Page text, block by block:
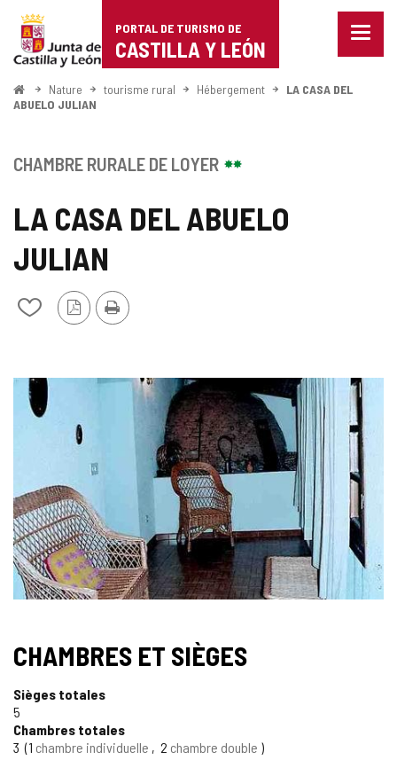
Portal
de
Turismo
de
Castilla
León
PORTAL DE TURISMO DE
CASTILLA Y LEÓN
Menu
<
Accueil
Nature tourisme rural Hébergement
LA CASA DEL
ABUELO JULIAN
LA CASA DEL ABUELO
JULIAN
Ajouter/retirer
cahiers
Version
PDF
Imprimer
GALERIE
DES
IMAGES
CHAMBRE RURALE DE LOYER
CHAMBRES ET SIÈGES
Sièges totales
5
Chambres totales
3
1 chambre individuelle 2 chambre double